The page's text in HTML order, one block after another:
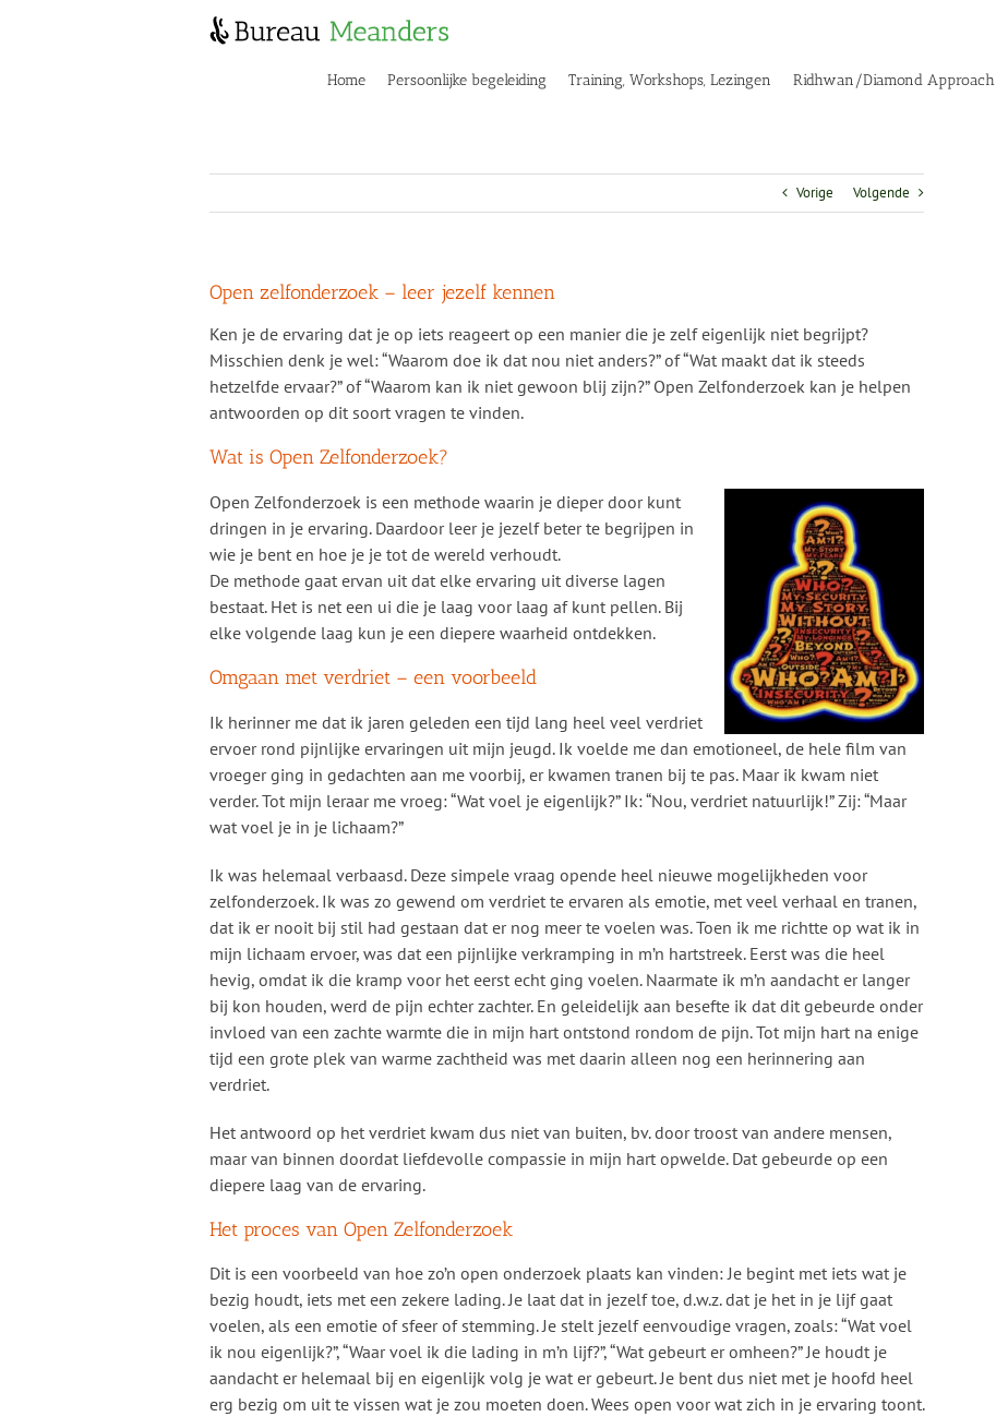
Home
Persoonlijke begeleiding Training, Workshops, Lezingen Ridhwan/Diamond Approach
Vorige Volgende
Open zelfonderzoek – leer jezelf kennen
Ken je de ervaring dat je op iets reageert op een manier die je zelf eigenlijk niet begrijpt?
Misschien denk je wel: “Waarom doe ik dat nou niet anders?” of “Wat maakt dat ik steeds
hetzelfde ervaar?” of “Waarom kan ik niet gewoon blij zijn?” Open Zelfonderzoek kan je helpen
antwoorden op dit soort vragen te vinden.
Wat is Open Zelfonderzoek?
Open Zelfonderzoek is een methode waarin je dieper door kunt
dringen in je ervaring. Daardoor leer je jezelf beter te begrijpen in
wie je bent en hoe je je tot de wereld verhoudt.
De methode gaat ervan uit dat elke ervaring uit diverse lagen
bestaat. Het is net een ui die je laag voor laag af kunt pellen. Bij
elke volgende laag kun je een diepere waarheid ontdekken.
Omgaan met verdriet – een voorbeeld
Ik herinner me dat ik jaren geleden een tijd lang heel veel verdriet
ervoer rond pijnlijke ervaringen uit mijn jeugd. Ik voelde me dan emotioneel, de hele film van
vroeger ging in gedachten aan me voorbij, er kwamen tranen bij te pas. Maar ik kwam niet
verder. Tot mijn leraar me vroeg: “Wat voel je eigenlijk?” Ik: “Nou, verdriet natuurlijk!” Zij: “Maar
wat voel je in je lichaam?”
Ik was helemaal verbaasd. Deze simpele vraag opende heel nieuwe mogelijkheden voor
zelfonderzoek. Ik was zo gewend om verdriet te ervaren als emotie, met veel verhaal en tranen,
dat ik er nooit bij stil had gestaan dat er nog meer te voelen was. Toen ik me richtte op wat ik in
mijn lichaam ervoer, was dat een pijnlijke verkramping in m’n hartstreek. Eerst was die heel
hevig, omdat ik die kramp voor het eerst echt ging voelen. Naarmate ik m’n aandacht er langer
bij kon houden, werd de pijn echter zachter. En geleidelijk aan besefte ik dat dit gebeurde onder
invloed van een zachte warmte die in mijn hart ontstond rondom de pijn. Tot mijn hart na enige
tijd een grote plek van warme zachtheid was met daarin alleen nog een herinnering aan
verdriet.
Het antwoord op het verdriet kwam dus niet van buiten, bv. door troost van andere mensen,
maar van binnen doordat liefdevolle compassie in mijn hart opwelde. Dat gebeurde op een
diepere laag van de ervaring.
Het proces van Open Zelfonderzoek
Dit is een voorbeeld van hoe zo’n open onderzoek plaats kan vinden: Je begint met iets wat je
bezig houdt, iets met een zekere lading. Je laat dat in jezelf toe, d.w.z. dat je het in je lijf gaat
voelen, als een emotie of sfeer of stemming. Je stelt jezelf eenvoudige vragen, zoals: “Wat voel
ik nou eigenlijk?”, “Waar voel ik die lading in m’n lijf?”, “Wat gebeurt er omheen?” Je houdt je
aandacht er helemaal bij en eigenlijk volg je wat er gebeurt. Je bent dus niet met je hoofd heel
erg bezig om uit te vissen wat je zou moeten doen. Wees open voor wat zich in je ervaring toont.